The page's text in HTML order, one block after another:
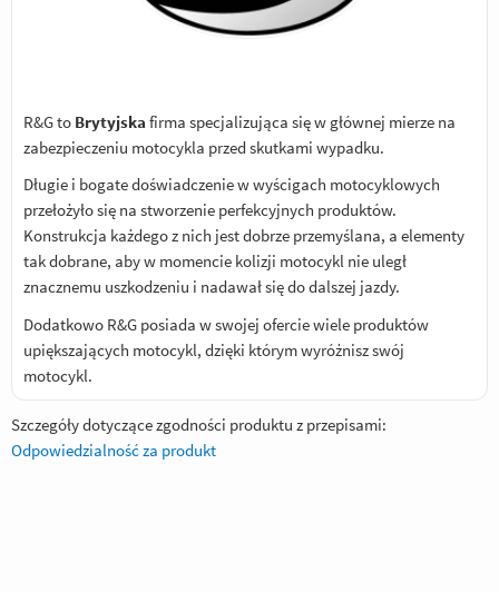
R&G to Brytyjska firma specjalizująca się w głównej mierze na
zabezpieczeniu motocykla przed skutkami wypadku.
Długie i bogate doświadczenie w wyścigach motocyklowych
przełożyło się na stworzenie perfekcyjnych produktów.
Konstrukcja każdego z nich jest dobrze przemyślana, a elementy
tak dobrane, aby w momencie kolizji motocykl nie uległ
znacznemu uszkodzeniu i nadawał się do dalszej jazdy.
Dodatkowo R&G posiada w swojej ofercie wiele produktów
upiększających motocykl, dzięki którym wyróżnisz swój
motocykl.
Szczegóły dotyczące zgodności produktu z przepisami:
Odpowiedzialność za produkt